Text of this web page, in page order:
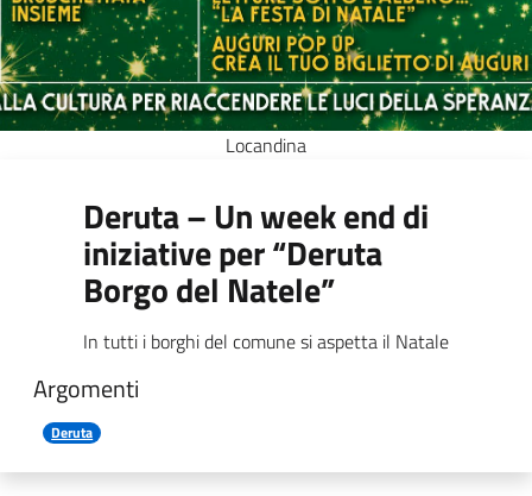
Locandina
Deruta – Un week end di
iniziative per “Deruta
Borgo del Natele”
In tutti i borghi del comune si aspetta il Natale
Argomenti
Deruta